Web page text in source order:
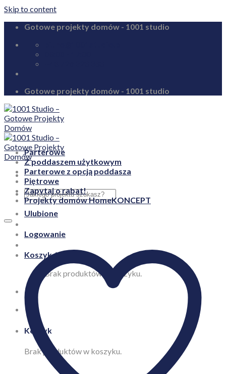
Skip to content
Gotowe projekty domów - 1001 studio
Gotowe projekty domów - 1001 studio
Ulubione
Logowanie
Koszyk /0,00
Brak produktów w koszyku.
Koszyk
Brak produktów w koszyku.
Parterowe
Z poddaszem użytkowym
Parterowe z opcją poddasza
Piętrowe
Zapytaj o rabat!
Projekty domów HomeKONCEPT